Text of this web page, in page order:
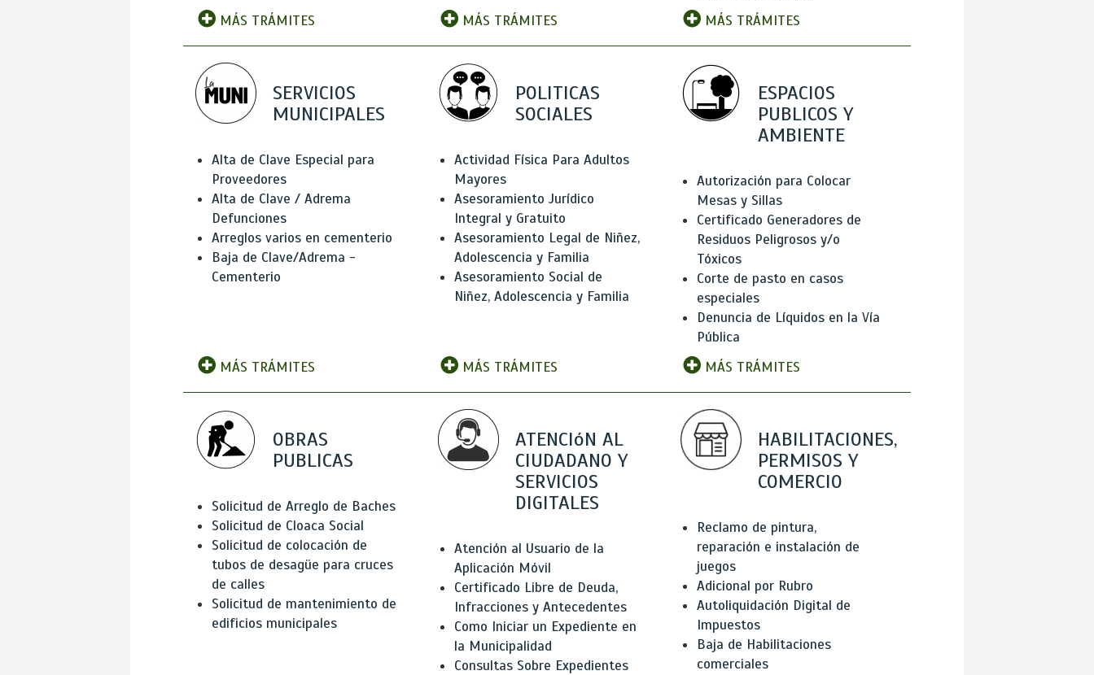
MÁS TRÁMITES MÁS TRÁMITES
MÁS TRÁMITES
SERVICIOS
MUNICIPALES
Alta de Clave Especial para
Proveedores
Alta de Clave / Adrema
Defunciones
Arreglos varios en cementerio
Baja de Clave/Adrema -
Cementerio
MÁS TRÁMITES
POLITICAS
SOCIALES
Actividad Física Para Adultos
Mayores
Asesoramiento Jurídico
Integral y Gratuito
Asesoramiento Legal de Niñez,
Adolescencia y Familia
Asesoramiento Social de
Niñez, Adolescencia y Familia
MÁS TRÁMITES
ESPACIOS
PUBLICOS Y
AMBIENTE
Autorización para Colocar
Mesas y Sillas
Certificado Generadores de
Residuos Peligrosos y/o
Tóxicos
Corte de pasto en casos
especiales
Denuncia de Líquidos en la Vía
Pública
MÁS TRÁMITES
OBRAS
PUBLICAS
Solicitud de Arreglo de Baches
Solicitud de Cloaca Social
Solicitud de colocación de
tubos de desagüe para cruces
de calles
Solicitud de mantenimiento de
edificios municipales
ATENCIóN AL
CIUDADANO Y
SERVICIOS
DIGITALES
Atención al Usuario de la
Aplicación Móvil
Certificado Libre de Deuda,
Infracciones y Antecedentes
Como Iniciar un Expediente en
la Municipalidad
Consultas Sobre Expedientes
HABILITACIONES,
PERMISOS Y
COMERCIO
Reclamo de pintura,
reparación e instalación de
juegos
Adicional por Rubro
Autoliquidación Digital de
Impuestos
Baja de Habilitaciones
comerciales